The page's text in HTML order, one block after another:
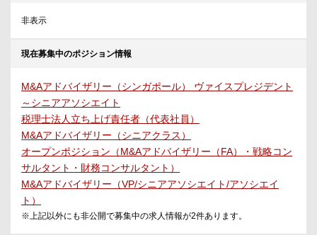
非表示
現在募集中のポジション情報
M&Aアドバイザリー（シンガポール） ヴァイスプレジデント
～シニアアソシエイト
税理士法人立ち上げ責任者（代表社員）
M&Aアドバイザリー（シニアクラス）
オープンポジション（M&Aアドバイザリー（FA）・戦略コン
サルタント・財務コンサルタント）
M&Aアドバイザリー（VP/シニアアソシエイト/アソシエイ
ト）
※上記以外にも非公開で募集中の求人情報が2件あります。